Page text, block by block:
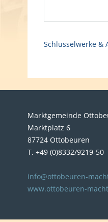
Schlüsselwerke &
Marktgemeinde
Marktplatz 6
87724 Ottobeuren
T. +49 (0)8332/9219-50
info@ottobeuren-
www.ottobeuren-